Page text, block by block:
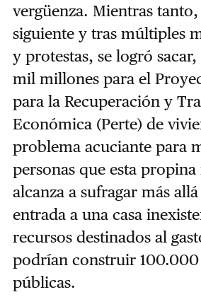
vergüenza. Mientras tanto,
siguiente y tras múltiples
y protestas, se logró
mil millones para el
para la Recuperación y
Económica (Perte) de
problema acuciante para
personas que esta
alcanza a sufragar más
entrada a una casa
recursos destinados al
podrían construir 100.000
públicas.